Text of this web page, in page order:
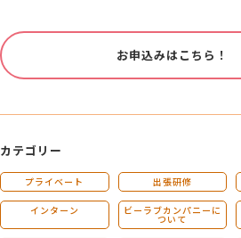
お申込みはこちら！
カテゴリー
プライベート 出張研修
インターン ビーラブカンパニーに
ついて